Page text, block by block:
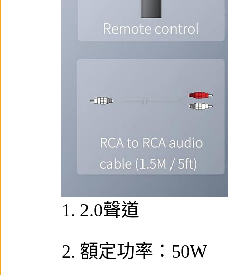
1. 2.0聲道
2. 額定功率：50W